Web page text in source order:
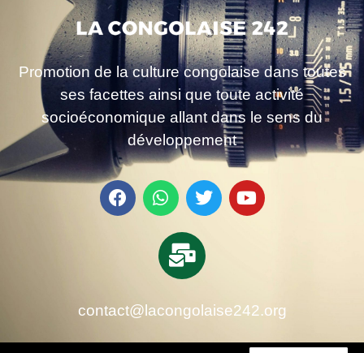
Promotion de la culture congolaise dans toutes
ses facettes ainsi que toute activité
socioéconomique allant dans le sens du
développement
contact@lacongolaise242.org